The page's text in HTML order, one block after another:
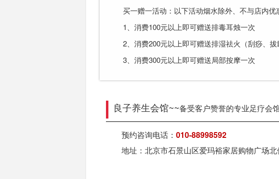
买一赠一活动：以下活动烟水除外、不与店内优
1、消费100元以上即可赠送排毒耳烛一次
2、消费200元以上即可赠送排湿祛火（刮痧、
3、消费300元以上即可赠送局部按摩一次
良子养生会馆~~备受客户赞誉的专业足疗会
预约咨询电话：010-88998592
地址：北京市石景山区爱玛裕家居购物广场北